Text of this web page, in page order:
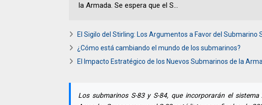
la Armada. Se espera que el S...
El Sigilo del Stirling: Los Argumentos a Favor del Submarino
¿Cómo está cambiando el mundo de los submarinos?
El Impacto Estratégico de los Nuevos Submarinos de la
Los submarinos S-83 y S-84, que incorporarán el